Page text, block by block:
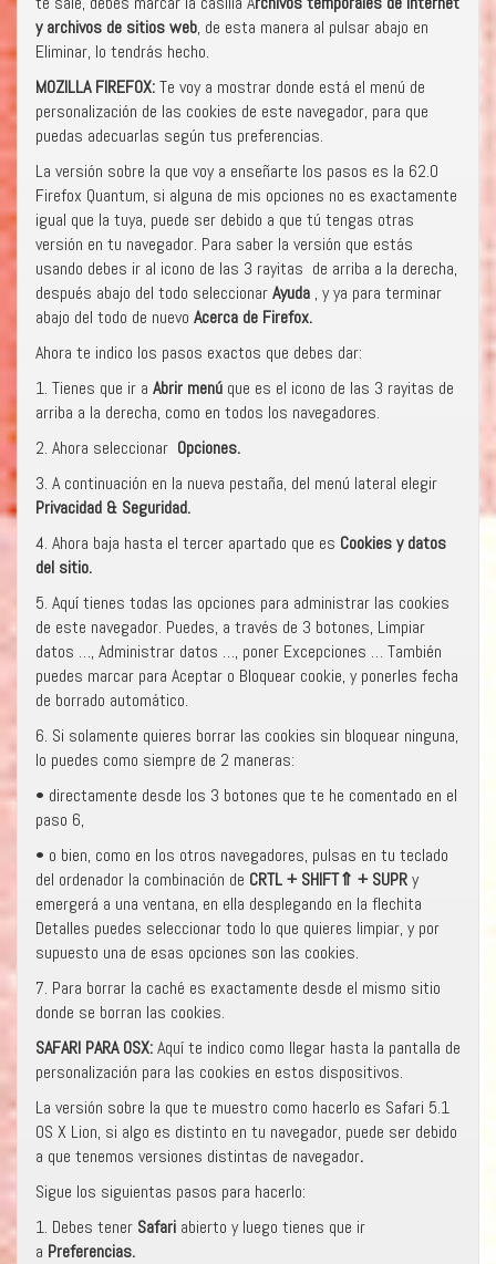
y archivos de sitios web, de esta manera al pulsar abajo en
Eliminar, lo tendrás hecho.
MOZILLA FIREFOX:Te voy a mostrar donde está el menú de
personalización de las cookies de este navegador, para que
puedas adecuarlas según tus preferencias.
La versión sobre la que voy a enseñarte los pasos es la 62.0
Firefox Quantum, si alguna de mis opciones no es exactamente
igual que la tuya, puede ser debido a que tú tengas otras
versión en tu navegador. Para saber la versión que estás
usando debes ir al icono de las 3 rayitas de arriba a la derecha,
después abajo del todo seleccionarAyuda , y ya para terminar
abajo del todo de nuevo Acerca de Firefox.
Ahora te indico los pasos exactos que debes dar:
1. Tienes que ir a Abrir menú que es el icono de las 3 rayitas de
arriba a la derecha, como en todos los navegadores.
2. Ahora seleccionar Opciones.
3. A continuación en la nueva pestaña, del menú lateral elegir
Privacidad & Seguridad.
4. Ahora baja hasta el tercer apartado que es Cookies y datos
del sitio.
5. Aquí tienes todas las opciones para administrar las cookies
de este navegador. Puedes, a través de 3 botones, Limpiar
datos …, Administrar datos …, poner Excepciones … También
puedes marcar para Aceptar o Bloquear cookie, y ponerles fecha
de borrado automático.
6. Si solamente quieres borrar las cookies sin bloquear ninguna,
lo puedes como siempre de 2 maneras:
• directamente desde los 3 botones que te he comentado en el
paso 6,
• o bien, como en los otros navegadores, pulsas en tu teclado
del ordenador la combinación de CRTL + SHIFT⇑ + SUPRy
emergerá a una ventana, en ella desplegando en la flechita
Detalles puedes seleccionar todo lo que quieres limpiar, y por
supuesto una de esas opciones son las cookies.
7. Para borrar la caché es exactamente desde el mismo sitio
donde se borran las cookies.
SAFARI PARA OSX:Aquí te indico como llegar hasta la pantalla de
personalización para las cookies en estos dispositivos.
La versión sobre la que te muestro como hacerlo es Safari 5.1
OS X Lion, si algo es distinto en tu navegador, puede ser debido
a que tenemos versiones distintas de navegador.
Sigue los siguientas pasos para hacerlo:
1. Debes tener Safari abierto y luego tienes que ir
a Preferencias.